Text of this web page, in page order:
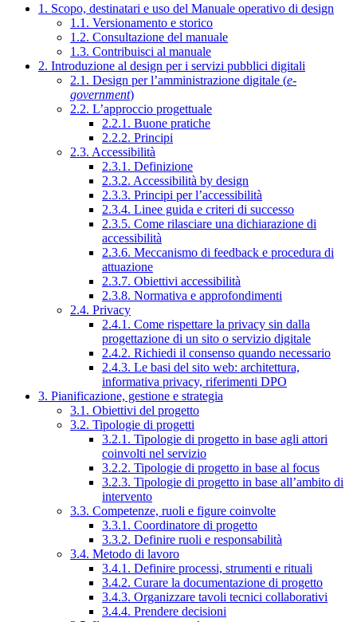
1. Scopo, destinatari e uso del Manuale operativo di design
1.1. Versionamento e storico
1.2. Consultazione del manuale
1.3. Contribuisci al manuale
2. Introduzione al design per i servizi pubblici digitali
2.1. Design per l’amministrazione digitale (e-
government)
2.2. L’approccio progettuale
2.2.1. Buone pratiche
2.2.2. Principi
2.3. Accessibilità
2.3.1. Definizione
2.3.2. Accessibilità by design
2.3.3. Principi per l’accessibilità
2.3.4. Linee guida e criteri di successo
2.3.5. Come rilasciare una dichiarazione di
accessibilità
2.3.6. Meccanismo di feedback e procedura di
attuazione
2.3.7. Obiettivi accessibilità
2.3.8. Normativa e approfondimenti
2.4. Privacy
2.4.1. Come rispettare la privacy sin dalla
progettazione di un sito o servizio digitale
2.4.2. Richiedi il consenso quando necessario
2.4.3. Le basi del sito web: architettura,
informativa privacy, riferimenti DPO
3. Pianificazione, gestione e strategia
3.1. Obiettivi del progetto
3.2. Tipologie di progetti
3.2.1. Tipologie di progetto in base agli attori
coinvolti nel servizio
3.2.2. Tipologie di progetto in base al focus
3.2.3. Tipologie di progetto in base all’ambito di
intervento
3.3. Competenze, ruoli e figure coinvolte
3.3.1. Coordinatore di progetto
3.3.2. Definire ruoli e responsabilità
3.4. Metodo di lavoro
3.4.1. Definire processi, strumenti e rituali
3.4.2. Curare la documentazione di progetto
3.4.3. Organizzare tavoli tecnici collaborativi
3.4.4. Prendere decisioni